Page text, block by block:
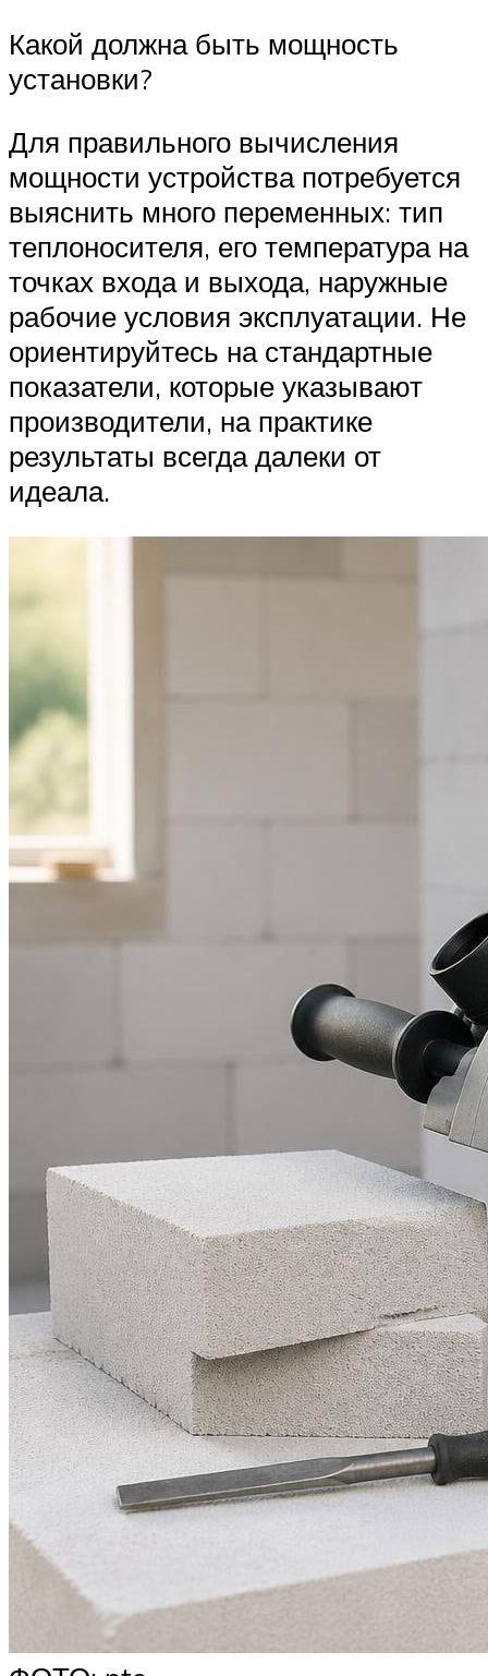
Какой должна быть мощность
установки?
Для правильного вычисления
мощности устройства потребуется
выяснить много переменных: тип
теплоносителя, его температура на
точках входа и выхода, наружные
рабочие условия эксплуатации. Не
ориентируйтесь на стандартные
показатели, которые указывают
производители, на практике
результаты всегда далеки от
идеала.